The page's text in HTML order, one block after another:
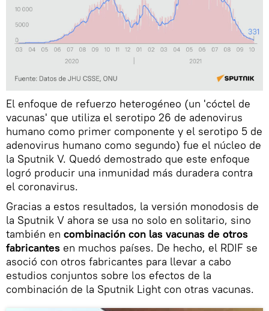
El enfoque de refuerzo heterogéneo (un 'cóctel de
vacunas' que utiliza el serotipo 26 de adenovirus
humano como primer componente y el serotipo 5 de
adenovirus humano como segundo) fue el núcleo de
la Sputnik V. Quedó demostrado que este enfoque
logró producir una inmunidad más duradera contra
el coronavirus.
Gracias a estos resultados, la versión monodosis de
la Sputnik V ahora se usa no solo en solitario, sino
también en combinación con las vacunas de otros
fabricantes en muchos países. De hecho, el RDIF se
asoció con otros fabricantes para llevar a cabo
estudios conjuntos sobre los efectos de la
combinación de la Sputnik Light con otras vacunas.